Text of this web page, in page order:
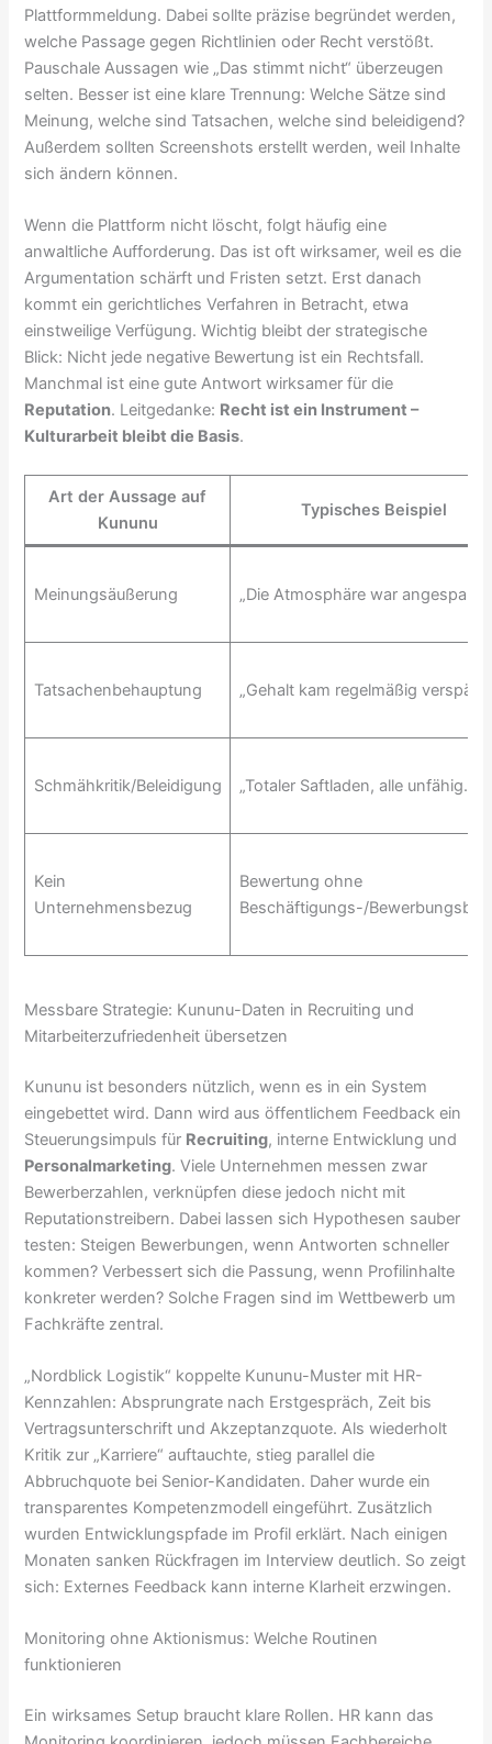
Plattformmeldung. Dabei sollte präzise begründet werden,
welche Passage gegen Richtlinien oder Recht verstößt.
Pauschale Aussagen wie „Das stimmt nicht“ überzeugen
selten. Besser ist eine klare Trennung: Welche Sätze sind
Meinung, welche sind Tatsachen, welche sind beleidigend?
Außerdem sollten Screenshots erstellt werden, weil Inhalte
sich ändern können.
Wenn die Plattform nicht löscht, folgt häufig eine
anwaltliche Aufforderung. Das ist oft wirksamer, weil es die
Argumentation schärft und Fristen setzt. Erst danach
kommt ein gerichtliches Verfahren in Betracht, etwa
einstweilige Verfügung. Wichtig bleibt der strategische
Blick: Nicht jede negative Bewertung ist ein Rechtsfall.
Manchmal ist eine gute Antwort wirksamer für die
Reputation. Leitgedanke: Recht ist ein Instrument –
Kulturarbeit bleibt die Basis.
Art der Aussage auf
Kununu
Typisches Beispiel
Meinungsäußerung „Die Atmosphäre war
Tatsachenbehauptung „Gehalt kam regelmäßig
Schmähkritik/Beleidigung „Totaler Saftladen, alle unfähig.“
Kein
Unternehmensbezug
Bewertung ohne
Beschäftigungs-/
Messbare Strategie: Kununu-Daten in Recruiting und
Mitarbeiterzufriedenheit übersetzen
Kununu ist besonders nützlich, wenn es in ein System
eingebettet wird. Dann wird aus öffentlichem Feedback ein
Steuerungsimpuls für Recruiting, interne Entwicklung und
Personalmarketing. Viele Unternehmen messen zwar
Bewerberzahlen, verknüpfen diese jedoch nicht mit
Reputationstreibern. Dabei lassen sich Hypothesen sauber
testen: Steigen Bewerbungen, wenn Antworten schneller
kommen? Verbessert sich die Passung, wenn Profilinhalte
konkreter werden? Solche Fragen sind im Wettbewerb um
Fachkräfte zentral.
„Nordblick Logistik“ koppelte Kununu-Muster mit HR-
Kennzahlen: Absprungrate nach Erstgespräch, Zeit bis
Vertragsunterschrift und Akzeptanzquote. Als wiederholt
Kritik zur „Karriere“ auftauchte, stieg parallel die
Abbruchquote bei Senior-Kandidaten. Daher wurde ein
transparentes Kompetenzmodell eingeführt. Zusätzlich
wurden Entwicklungspfade im Profil erklärt. Nach einigen
Monaten sanken Rückfragen im Interview deutlich. So zeigt
sich: Externes Feedback kann interne Klarheit erzwingen.
Monitoring ohne Aktionismus: Welche Routinen
funktionieren
Ein wirksames Setup braucht klare Rollen. HR kann das